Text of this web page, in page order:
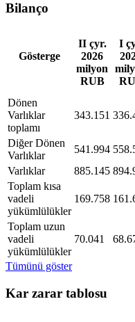
Bilanço
Gösterge
II çyr.
2026
milyon
RUB
I
Dönen
Varlıklar
toplamı
343.151
Diğer Dönen
Varlıklar
541.994
Varlıklar
885.145
Toplam kısa
vadeli
yükümlülükler
169.758
Toplam uzun
vadeli
yükümlülükler
70.041
Tümünü göster
Kar zarar tablosu